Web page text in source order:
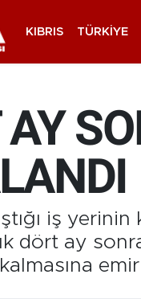
KIBRIS TÜRKIYE
iş
dört ay